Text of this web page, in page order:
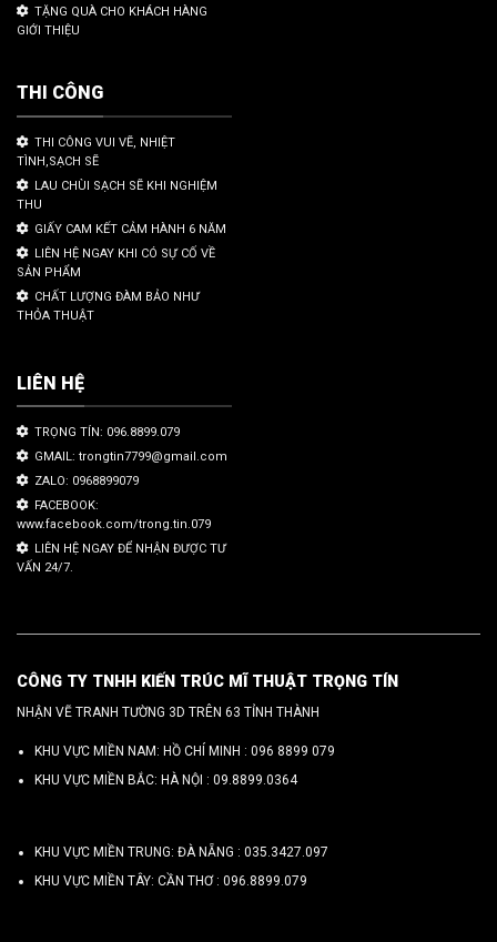
TẶNG QUÀ CHO KHÁCH HÀNG
GIỚI THIỆU
THI CÔNG
THI CÔNG VUI VẼ, NHIỆT
TÌNH,SẠCH SẼ
LAU CHÙI SẠCH SẼ KHI NGHIỆM
THU
GIẤY CAM KẾT CẢM HÀNH 6 NĂM
LIÊN HỆ NGAY KHI CÓ SỰ CỐ VỀ
SẢN PHẨM
CHẤT LƯỢNG ĐÀM BẢO NHƯ
THỎA THUẬT
LIÊN HỆ
TRỌNG TÍN: 096.8899.079
GMAIL: trongtin7799@gmail.com
ZALO: 0968899079
FACEBOOK:
www.facebook.com/trong.tin.079
LIÊN HỆ NGAY ĐỂ NHẬN ĐƯỢC TƯ
VẤN 24/7.
CÔNG TY TNHH KIẾN TRÚC MĨ THUẬT TRỌNG TÍN
NHẬN VẼ TRANH TƯỜNG 3D TRÊN 63 TỈNH THÀNH
KHU VỰC MIỀN NAM: HỒ CHÍ MINH : 096 8899 079
KHU VỰC MIỀN BẮC: HÀ NỘI : 09.8899.0364
KHU VỰC MIỀN TRUNG: ĐÀ NẴNG : 035.3427.097
KHU VỰC MIỀN TÂY: CẦN THƠ : 096.8899.079